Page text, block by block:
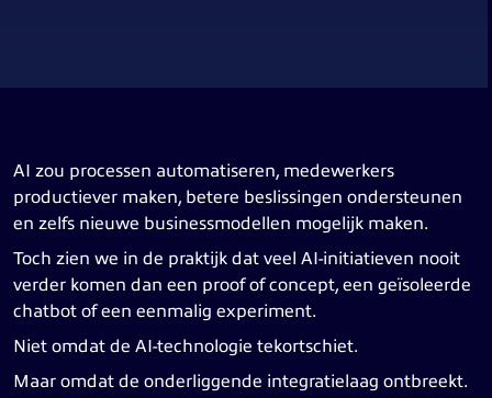
AI zou processen automatiseren, medewerkers
productiever maken, betere beslissingen ondersteunen
en zelfs nieuwe businessmodellen mogelijk maken.
Toch zien we in de praktijk dat veel AI-initiatieven nooit
verder komen dan een proof of concept, een geïsoleerde
chatbot of een eenmalig experiment.
Niet omdat de AI-technologie tekortschiet.
Maar omdat de onderliggende integratielaag ontbreekt.